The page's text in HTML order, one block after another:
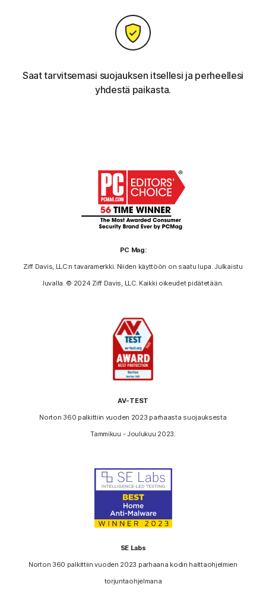
Saat tarvitsemasi suojauksen itsellesi ja perheellesi
yhdestä paikasta.
PC Mag:
Ziff Davis, LLC:n tavaramerkki. Niiden käyttöön on saatu lupa. Julkaistu
luvalla. © 2024 Ziff Davis, LLC. Kaikki oikeudet pidätetään.
AV-TEST
Norton 360 palkittiin vuoden 2023 parhaasta suojauksesta
Tammikuu - Joulukuu 2023.
SE Labs
Norton 360 palkittiin vuoden 2023 parhaana kodin haittaohjelmien
torjuntaohjelmana